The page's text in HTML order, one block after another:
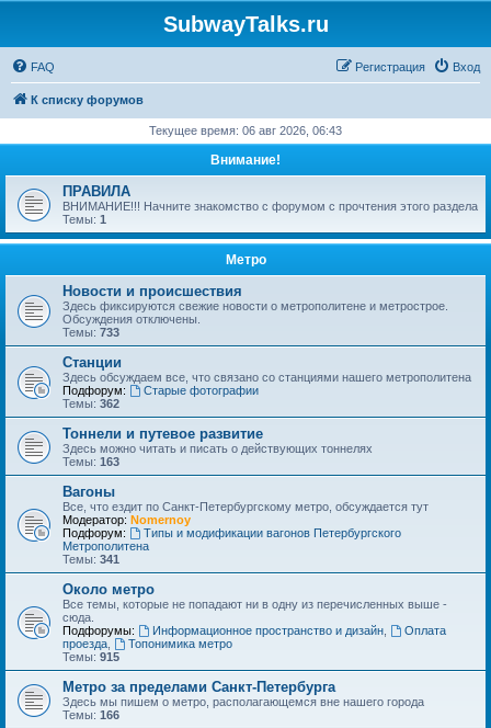
SubwayTalks.ru
FAQ Вход
Регистрация
К списку форумов
Текущее время: 06 авг 2026, 06:43
Внимание!
ПРАВИЛА
ВНИМАНИЕ!!! Начните знакомство с форумом с прочтения этого раздела
Темы: 1
Метро
Новости и происшествия
Здесь фиксируются свежие новости о метрополитене и метрострое.
Обсуждения отключены.
Темы: 733
Станции
Здесь обсуждаем все, что связано со станциями нашего метрополитена
Подфорум:
Старые фотографии
Темы: 362
Тоннели и путевое развитие
Здесь можно читать и писать о действующих тоннелях
Темы: 163
Вагоны
Все, что ездит по Санкт-Петербургскому метро, обсуждается тут
Модератор: Nomernoy
Подфорум:
Типы и модификации вагонов Петербургского
Метрополитена
Темы: 341
Около метро
Все темы, которые не попадают ни в одну из перечисленных выше -
сюда.
Подфорумы:
Информационное пространство и дизайн,
Оплата
проезда
Топонимика метро
Темы: 915
Метро за пределами Санкт-Петербурга
Здесь мы пишем о метро, располагающемся вне нашего города
Темы: 166